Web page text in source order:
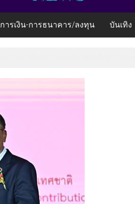
การเงิน-การธนาคาร/ลงทุน บันเทิง